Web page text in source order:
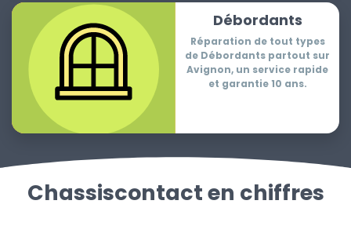
Débordants
Réparation de tout types
de Débordants partout sur
Avignon, un service rapide
et garantie 10 ans.
Chassiscontact en chiffres